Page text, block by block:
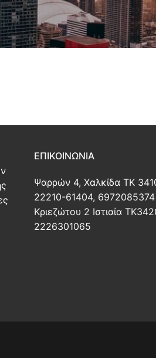
ΕΠΙΚΟΙΝΩΝΊΑ
Ψαρρών 4, Χαλκίδα ΤΚ
22210-61404, 6972085374
Κριεζώτου 2 Ιστιαία
2226301065